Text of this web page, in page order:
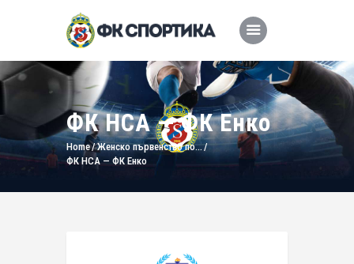
ФК НСА — ФК Енко
Home Женско първенство по...
ФК НСА — ФК Енко